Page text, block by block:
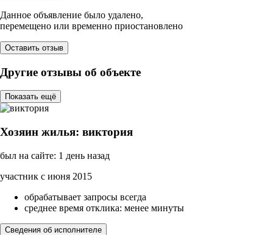
Данное объявление было удалено,
перемещено или временно приостановлено
Оставить отзыв
Другие отзывы об объекте
Показать ещё
Хозяин жилья: виктория
был на сайте: 1 день назад
участник с июня 2015
обрабатывает запросы всегда
среднее время отклика: менее минуты
Сведения об исполнителе